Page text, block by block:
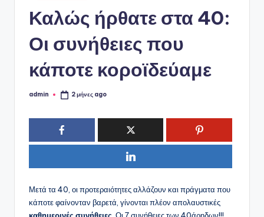
Καλώς ήρθατε στα 40:
Οι συνήθειες που
κάποτε κοροϊδεύαμε
Συγγραφέας:
admin 2 μήνες ago
Μετά τα 40, οι προτεραιότητες αλλάζουν και πράγματα που
κάποτε φαίνονταν βαρετά, γίνονται πλέον απολαυστικές
καθημερινές συνήθειες . Οι 7 συνήθειες των 40άρηδων!!!